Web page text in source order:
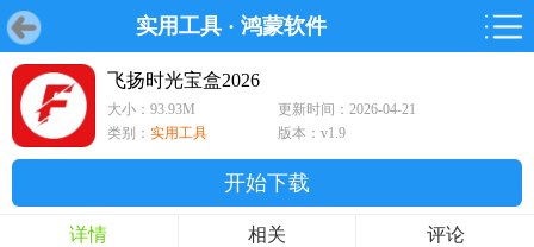
实用工具 · 鸿蒙软件
首页 游戏 软件
首页 游戏 软件 鸿蒙
游戏
鸿蒙
软件
专题
飞扬时光宝盒2026
大小：93.93M
更新时间：2026-04-21
类别： 实用工具 版本：v1.9
开始下载
详情 相关 评论